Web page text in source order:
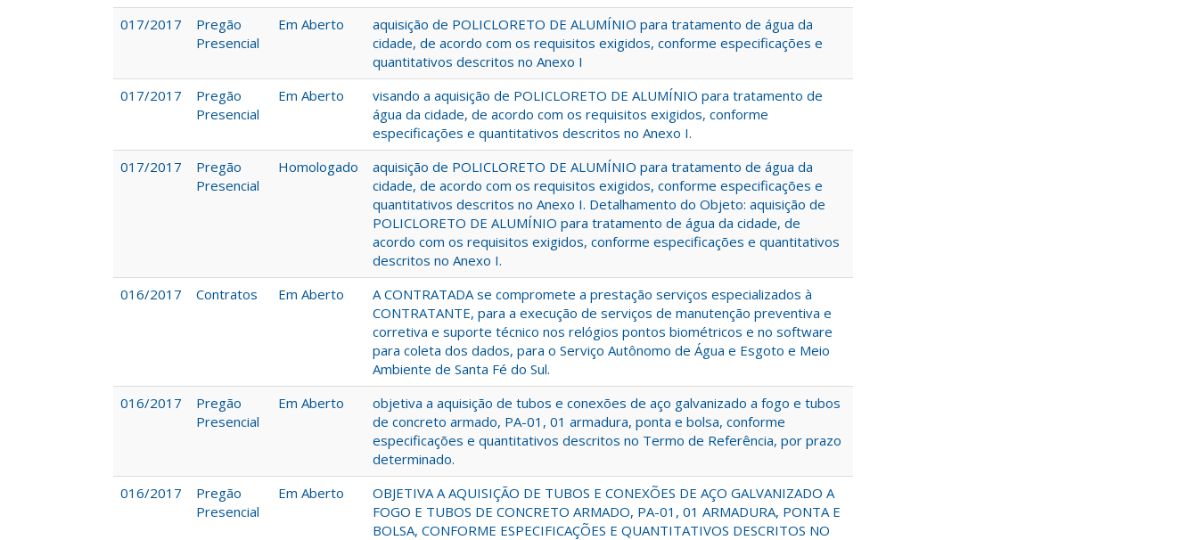
017/2017
Pregão
Presencial
Em Aberto
aquisição de POLICLORETO DE ALUMÍNIO para tratamento de água da
cidade, de acordo com os requisitos exigidos, conforme especificações e
quantitativos descritos no Anexo I
017/2017
Pregão
Presencial
Em Aberto
visando a aquisição de POLICLORETO DE ALUMÍNIO para tratamento de
água da cidade, de acordo com os requisitos exigidos, conforme
especificações e quantitativos descritos no Anexo I.
017/2017
Pregão
Presencial
Homologado
aquisição de POLICLORETO DE ALUMÍNIO para tratamento de água da
cidade, de acordo com os requisitos exigidos, conforme especificações e
quantitativos descritos no Anexo I. Detalhamento do Objeto: aquisição de
POLICLORETO DE ALUMÍNIO para tratamento de água da cidade, de
acordo com os requisitos exigidos, conforme especificações e quantitativos
descritos no Anexo I.
016/2017
Contratos Em Aberto
A CONTRATADA se compromete a prestação serviços especializados à
CONTRATANTE, para a execução de serviços de manutenção preventiva e
corretiva e suporte técnico nos relógios pontos biométricos e no software
para coleta dos dados, para o Serviço Autônomo de Água e Esgoto e Meio
Ambiente de Santa Fé do Sul.
016/2017
Pregão
Presencial
Em Aberto
objetiva a aquisição de tubos e conexões de aço galvanizado a fogo e tubos
de concreto armado, PA-01, 01 armadura, ponta e bolsa, conforme
especificações e quantitativos descritos no Termo de Referência, por prazo
determinado.
016/2017
Pregão
Presencial
Em Aberto
OBJETIVA A AQUISIÇÃO DE TUBOS E CONEXÕES DE AÇO GALVANIZADO A
FOGO E TUBOS DE CONCRETO ARMADO, PA-01, 01 ARMADURA, PONTA E
BOLSA, CONFORME ESPECIFICAÇÕES E QUANTITATIVOS DESCRITOS NO